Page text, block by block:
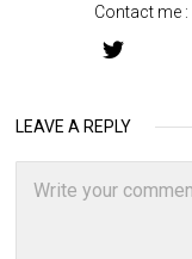
Contact me :
LEAVE A REPLY